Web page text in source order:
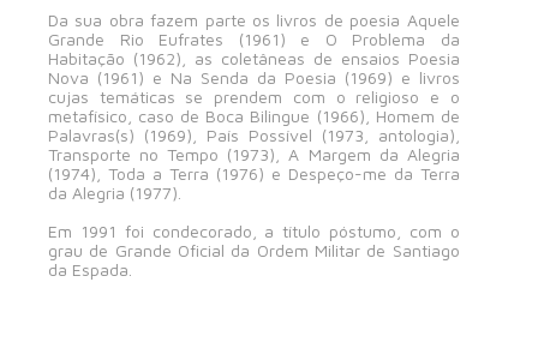
Da sua obra fazem parte os livros de poesia Aquele
Grande Rio Eufrates (1961) e O Problema da
Habitação (1962), as coletâneas de ensaios Poesia
Nova (1961) e Na Senda da Poesia (1969) e livros
cujas temáticas se prendem com o religioso e o
metafísico, caso de Boca Bilingue (1966), Homem de
Palavras(s) (1969), País Possível (1973, antologia),
Transporte no Tempo (1973), A Margem da Alegria
(1974), Toda a Terra (1976) e Despeço-me da Terra
da Alegria (1977).
Em 1991 foi condecorado, a título póstumo, com o
grau de Grande Oficial da Ordem Militar de Santiago
da Espada.